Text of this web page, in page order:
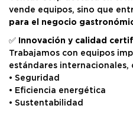
vende equipos, sino que
para el negocio
✅ Innovación y calidad
Trabajamos con equipos
estándares
• Seguridad
• Eficiencia energética
• Sustentabilidad